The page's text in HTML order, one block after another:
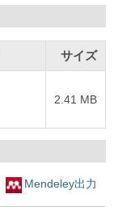
サイズ
2.41 MB
Mendeley出力